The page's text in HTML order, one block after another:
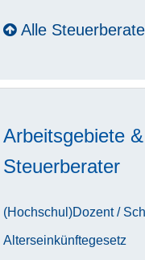
Alle
Arbeitsgebiete
Steuerberater
(Hochschul)Dozent /
Alterseinkünftegesetz